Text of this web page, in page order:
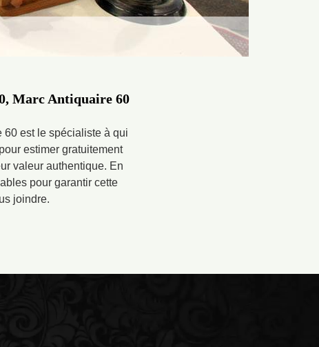
Marc Antiquaire 60
60 est le spécialiste à qui
estimer gratuitement
valeur authentique. En
pour garantir cette
joindre.